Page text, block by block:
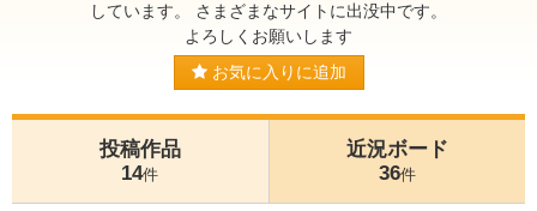
しています。 さまざまなサイトに出没中です。
よろしくお願いします
お気に入りに追加
投稿作品
14件
近況ボード
36件